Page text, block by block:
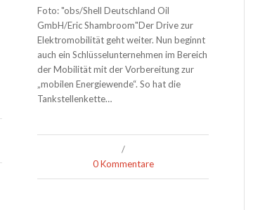
Foto: "obs/Shell Deutschland Oil
GmbH/Eric Shambroom"Der Drive zur
Elektromobilität geht weiter. Nun beginnt
auch ein Schlüsselunternehmen im Bereich
der Mobilität mit der Vorbereitung zur
„mobilen Energiewende“. So hat die
Tankstellenkette…
/
0 Kommentare